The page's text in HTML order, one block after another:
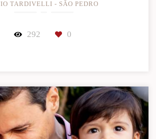
TARDIVELLI - SÃO PEDRO
292 0